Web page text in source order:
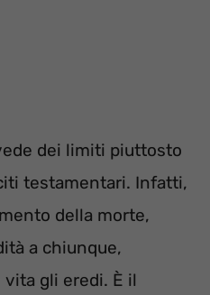
dei limiti piuttosto
testamentari. Infatti,
della morte,
a chiunque,
gli eredi. È il